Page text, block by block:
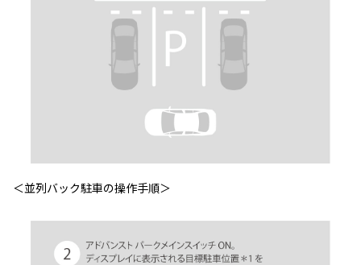
＜並列バック駐車の操作手順＞